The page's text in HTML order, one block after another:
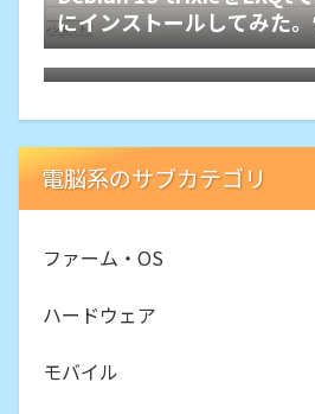
にインストールしてみた
Motorola Edge40にTPU
テクター
電脳系のサブカテゴリ
ファーム・OS
ハードウェア
モバイル